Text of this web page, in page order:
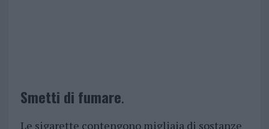
Smetti di fumare.
Le sigarette contengono migliaia di sostanze